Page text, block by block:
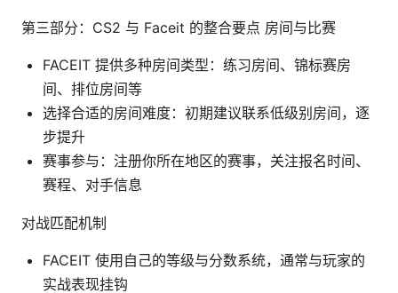
第三部分：CS2 与 Faceit 的整合要点 房间与比赛
FACEIT 提供多种房间类型：练习房间、锦标赛房
间、排位房间等
选择合适的房间难度：初期建议联系低级别房间，逐
步提升
赛事参与：注册你所在地区的赛事，关注报名时间、
赛程、对手信息
对战匹配机制
FACEIT 使用自己的等级与分数系统，通常与玩家的
实战表现挂钩